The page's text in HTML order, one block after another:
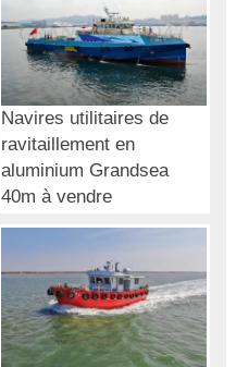
Navires utilitaires de
ravitaillement en
aluminium Grandsea
40m à vendre